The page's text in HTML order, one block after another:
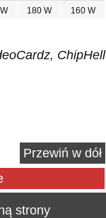
180 W 160 W
ChipHell
Przewiń w dół
strony